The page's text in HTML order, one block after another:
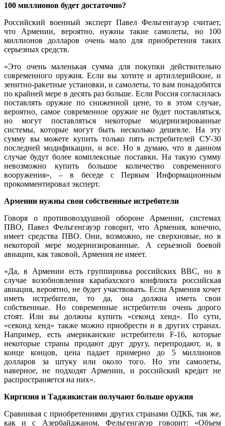
100 миллионов будет достаточно?
Российский военный эксперт Павел Фельгенгауэр считает,
что Армении, вероятно, нужны такие самолеты, но 100
миллионов долларов очень мало для приобретения таких
серьезных средств.
«Это очень маленькая сумма для покупки действительно
современного оружия. Если вы хотите и артиллерийские, и
зенитно-ракетные установки, и самолеты, то вам понадобится
по крайней мере в десять раз больше. Если Россия согласилась
поставлять оружие по сниженной цене, то в этом случае,
вероятно, самое современное оружие не будет поставляться,
но могут поставляться некоторые модернизированные
системы, которые могут быть несколько дешевле. На эту
сумму вы можете купить только пять истребителей СУ-30
последней модификации, и все. Но я думаю, что в данном
случае будут более комплексные поставки. На такую сумму
невозможно купить большое количество современного
вооружения», – в беседе с Первым Информационным
прокомментировал эксперт.
Армении нужны свои собственные истребители
Говоря о противовоздушной обороне Армении, системах
ПВО, Павел Фельгенгауэр говорит, что Армения, конечно,
имеет средства ПВО. Они, возможно, не сверхновые, но в
некоторой мере модернизированные. А серьезной боевой
авиации, как таковой, Армения не имеет.
«Да, в Армении есть группировка российских ВВС, но в
случае возобновления карабахского конфликта российская
авиация, вероятно, не будет участвовать. Если Армения хочет
иметь истребители, то да, она должна иметь свои
собственные. Но современные истребители очень дорого
стоят. Или вы должны купить «секонд хенд». По сути,
«секонд хенд» также можно приобрести и в других странах.
Например, есть американские истребители F-16, которые
некоторые страны продают друг другу, перепродают, и, в
конце концов, цена падает примерно до 5 миллионов
долларов за штуку или около того. Но эти самолеты,
наверное, не подходят Армении, и российский кредит не
распространяется на них».
Киргизия и Таджикистан получают больше оружия
Сравнивая с приобретениями других странами ОДКБ, так же,
как и с Азербайджаном, Фельгенгауэр говорит: «Объем